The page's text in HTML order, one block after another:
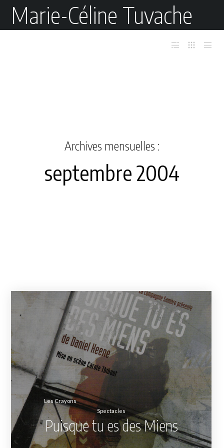
Marie-Céline Tuvache
Archives mensuelles :
septembre 2004
Les Crayons
Spectacles
Puisque tu es des Miens